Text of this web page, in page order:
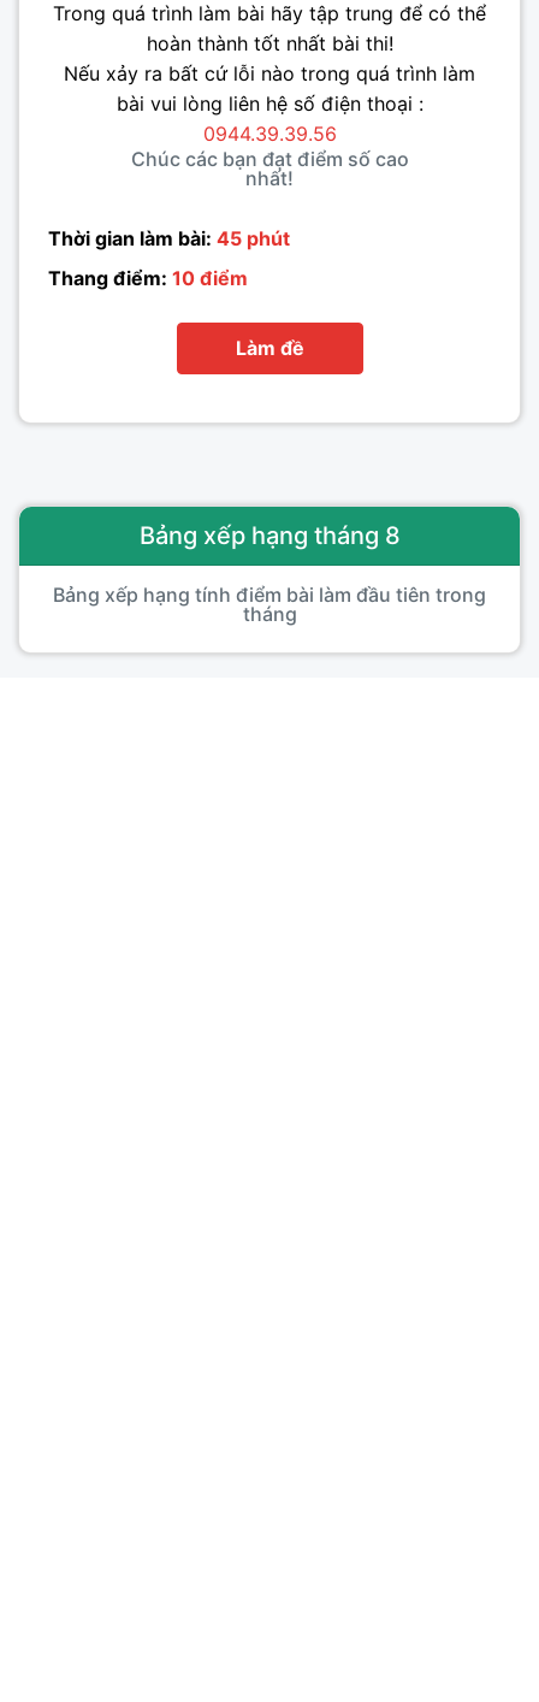
Trong quá trình làm bài hãy tập trung để có thể
hoàn thành tốt nhất bài thi!
Nếu xảy ra bất cứ lỗi nào trong quá trình làm
bài vui lòng liên hệ số điện thoại :
0944.39.39.56
Chúc các bạn đạt điểm số cao
nhất!
Thời gian làm bài: 45 phút
Thang điểm: 10 điểm
Làm đề
Bảng xếp hạng tháng 8
Bảng xếp hạng tính điểm bài làm đầu tiên trong
tháng